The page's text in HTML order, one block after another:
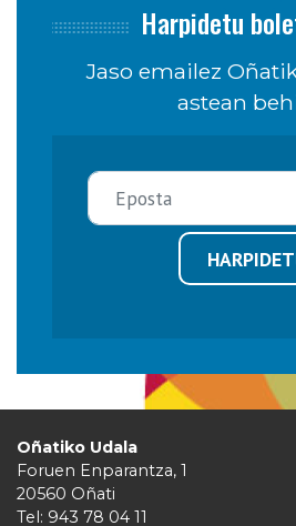
Harpidetu
Jaso emailez
astean
Oñatiko Udala
Foruen Enparantza, 1
20560 Oñati
Tel: 943 78 04 11